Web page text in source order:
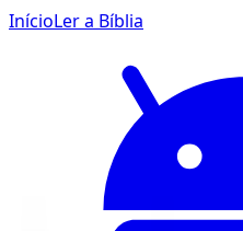
InícioLer a Bíblia